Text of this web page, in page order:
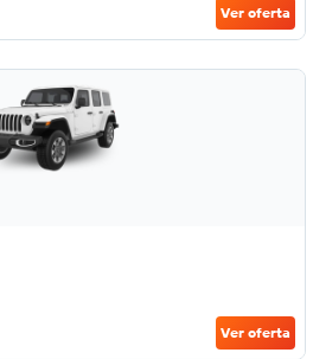
Ver oferta
Ver oferta